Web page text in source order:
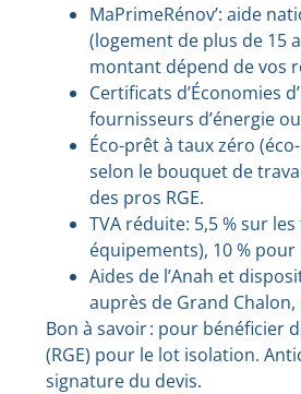
MaPrimeRénov’: aide
(logement de plus de 15
montant dépend de vos
Certificats d’Économies
fournisseurs d’énergie
Éco-prêt à taux zéro
selon le bouquet de
des pros RGE.
TVA réduite: 5,5 % sur
équipements), 10 %
Aides de l’Anah et
auprès de Grand Chalon,
Bon à savoir : pour bénéficier
(RGE) pour le lot isolation.
signature du devis.